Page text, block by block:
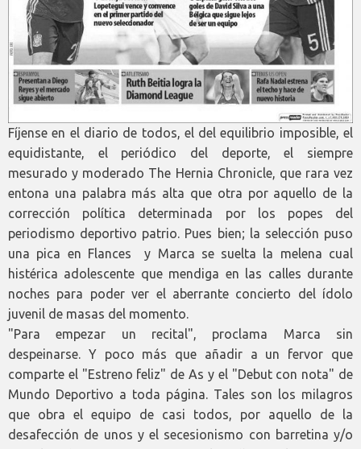
Fíjense en el diario de todos, el del equilibrio imposible, el
equidistante, el periódico del deporte, el siempre
mesurado y moderado The Hernia Chronicle, que rara vez
entona una palabra más alta que otra por aquello de la
corrección política determinada por los popes del
periodismo deportivo patrio. Pues bien; la selección puso
una pica en Flances y Marca se suelta la melena cual
histérica adolescente que mendiga en las calles durante
noches para poder ver el aberrante concierto del ídolo
juvenil de masas del momento.
"Para empezar un recital", proclama Marca sin
despeinarse. Y poco más que añadir a un fervor que
comparte el "Estreno feliz" de As y el "Debut con nota" de
Mundo Deportivo a toda página. Tales son los milagros
que obra el equipo de casi todos, por aquello de la
desafección de unos y el secesionismo con barretina y/o